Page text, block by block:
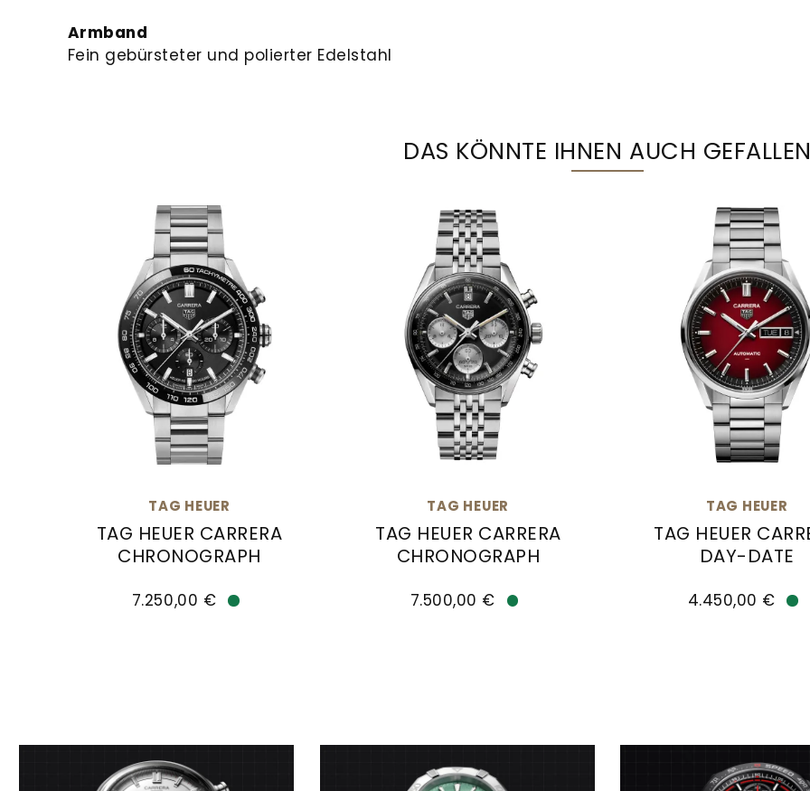
Armband
Fein gebürsteter und polierter Edelstahl
DAS KÖNNTE IHNEN AUCH
TAG HEUER
TAG HEUER CARRERA
CHRONOGRAPH
7.250,00 €
TAG HEUER
TAG HEUER CARRERA
CHRONOGRAPH
7.500,00 €
TAG HEUER
TAG HEUER
DAY-DATE
4.450,00 €